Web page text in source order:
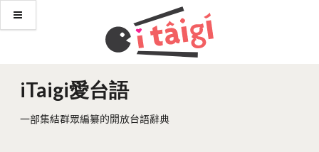
iTaigi愛台語
一部集結群眾編纂的開放台語辭典